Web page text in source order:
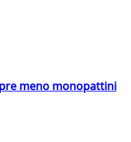
meno monopattini